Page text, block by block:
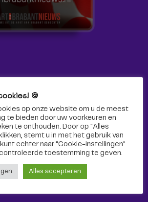
niet alleen hier, maar ook via social
🍪
op onze website om u de meest
te bieden door uw voorkeuren en
te onthouden. Door op "Alles
stemt u in met het gebruik van
kunt echter naar "Cookie-instellingen"
toestemming te geven.
Alles accepteren